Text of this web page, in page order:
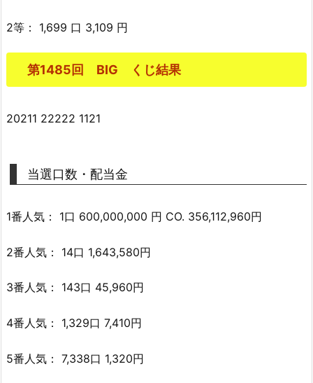
2等： 1,699 口 3,109 円
第1485回 BIG くじ結果
20211 22222 1121
当選口数・配当金
1番人気： 1口 600,000,000 円 CO. 356,112,960円
2番人気： 14口 1,643,580円
3番人気： 143口 45,960円
4番人気： 1,329口 7,410円
5番人気： 7,338口 1,320円